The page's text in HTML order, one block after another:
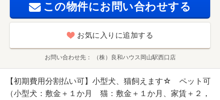
この物件にお問い合わせする
お気に入りに追加する
お問い合わせ先 （株）良和ハウス岡山駅西口店
【初期費用分割払い可】小型犬、猫飼えます☆ ペット可
（小型犬：敷金＋１か月 猫：敷金＋１か月、家賃＋２，